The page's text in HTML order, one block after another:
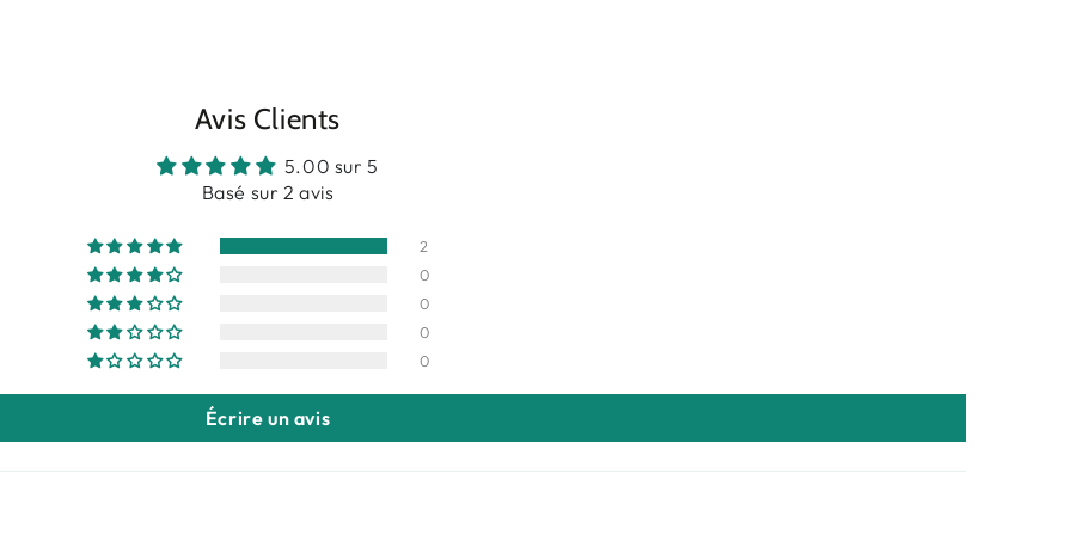
Avis Clients
5.00 sur 5
Basé sur 2 avis
2
0
0
0
0
Écrire un avis